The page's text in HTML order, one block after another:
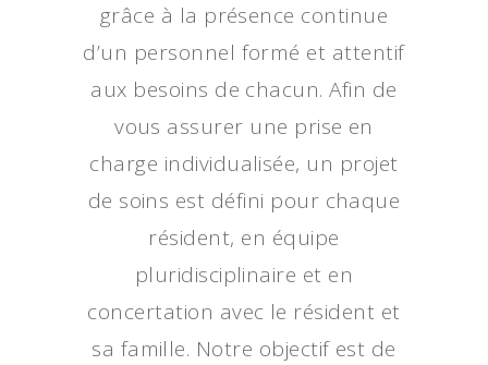
grâce à la présence continue
d’un personnel formé et attentif
aux besoins de chacun. Afin de
vous assurer une prise en
charge individualisée, un projet
de soins est défini pour chaque
résident, en équipe
pluridisciplinaire et en
concertation avec le résident et
sa famille. Notre objectif est de